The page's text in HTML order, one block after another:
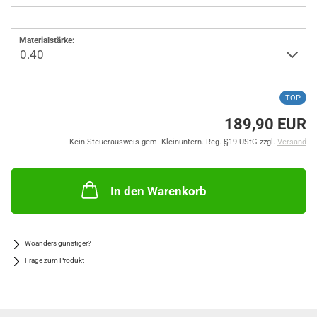
Materialstärke:
TOP
189,90 EUR
Kein Steuerausweis gem. Kleinuntern.-Reg. §19 UStG zzgl. Versand
In den Warenkorb
Woanders günstiger?
Frage zum Produkt